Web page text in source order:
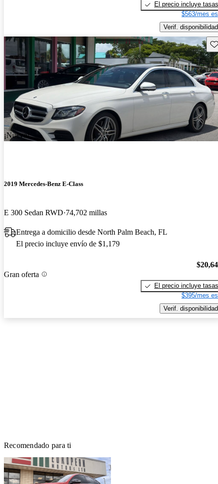
El precio incluye tasas
$563/mes
Verif. disponibilidad
¡Nuevo!
2019 Mercedes-Benz E-Class
E 300 Sedan RWD 74,702 millas
Entrega a domicilio desde North Palm Beach, FL
El precio incluye envío de $1,179
Gran oferta
El precio incluye tasas
$395/mes
Verif. disponibilidad
Recomendado para ti